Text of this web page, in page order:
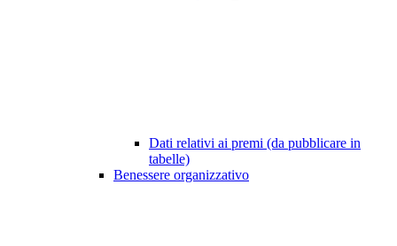
Dati relativi ai premi (da pubblicare in
tabelle)
Benessere organizzativo